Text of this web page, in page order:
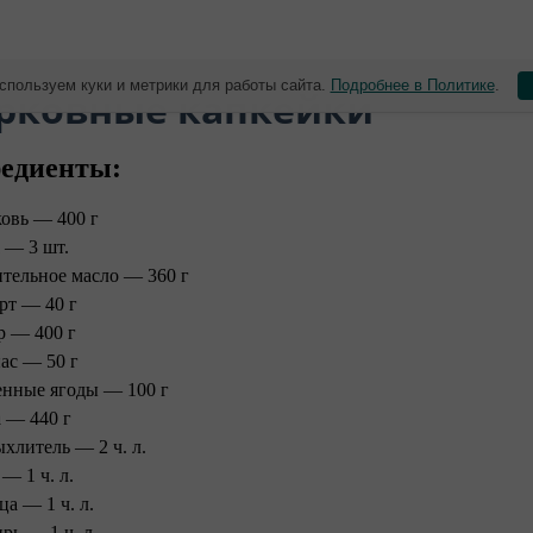
капкейки
— 400 г
— 3 шт.
масло — 360 г
— 40 г
— 400 г
— 50 г
ягоды — 100 г
— 440 г
— 2 ч. л.
— 1 ч. л.
— 1 ч. л.
куки и метрики для работы сайта. Подробнее в Политике.